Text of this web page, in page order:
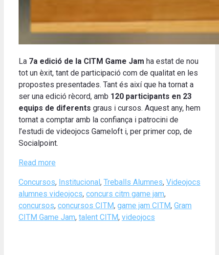
La 7a edició de la CITM Game Jam ha estat de nou
tot un èxit, tant de participació com de qualitat en les
propostes presentades. Tant és així que ha tornat a
ser una edició rècord, amb 120 participants en 23
equips de diferents graus i cursos. Aquest any, hem
tornat a comptar amb la confiança i patrocini de
l’estudi de videojocs Gameloft i, per primer cop, de
Socialpoint.
Read more
Categories
Concursos, Institucional , Treballs Alumnes, Videojocs
Tags
alumnes videojocs, concurs citm game jam,
concursos, concursos CITM, game jam CITM, Gram
CITM Game Jam, talent CITM, videojocs